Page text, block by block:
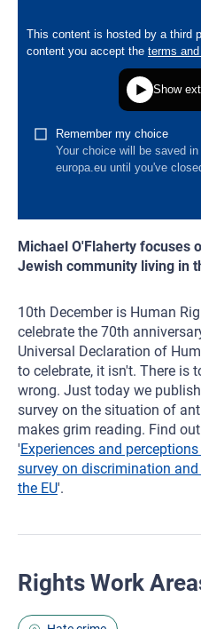
Michael O'Flaherty focuses
Jewish community living in
10th December is Human
celebrate the 70th
Universal Declaration of
to celebrate, it isn't. There is
wrong. Just today we
survey on the situation of
makes grim reading. Find
'Experiences and
survey on discrimination
the EU'.
Rights Work